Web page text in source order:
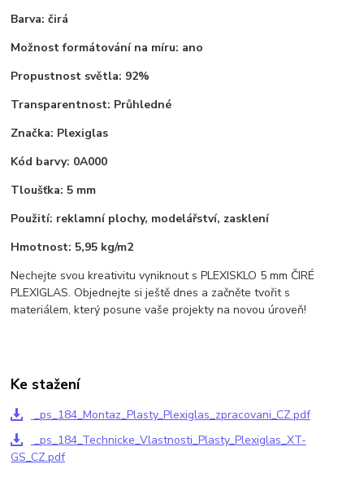
Barva: čirá
Možnost formátování na míru: ano
Propustnost světla: 92%
Transparentnost: Průhledné
Značka: Plexiglas
Kód barvy: 0A000
Tloušťka: 5 mm
Použití: reklamní plochy, modelářství, zasklení
Hmotnost: 5,95 kg/m2
Nechejte svou kreativitu vyniknout s PLEXISKLO 5 mm ČIRÉ
PLEXIGLAS. Objednejte si ještě dnes a začněte tvořit s
materiálem, který posune vaše projekty na novou úroveň!
Ke stažení
_ps_184_Montaz_Plasty_Plexiglas_zpracovani_CZ.pdf
_ps_184_Technicke_Vlastnosti_Plasty_Plexiglas_XT-
GS_CZ.pdf